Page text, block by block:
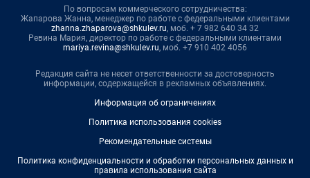
По вопросам коммерческого сотрудничества:
Жапарова Жанна, менеджер по работе с федеральными клиентами
zhanna.zhaparova@shkulev.ru, моб. + 7 982 640 34 32
Ревина Мария, директор по работе с федеральными клиентами
mariya.revina@shkulev.ru, моб. +7 910 402 4056
Редакция сайта не несет ответственности за достоверность
информации, содержащейся в рекламных объявлениях.
Информация об ограничениях
Политика использования cookies
Рекомендательные системы
Политика конфиденциальности и обработки персональных данных и
правила использования сайта